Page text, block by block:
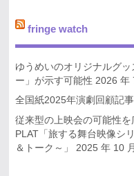
fringe watch
ゆうめいのオリジナルグ
ー」が示す可能性 2026 年
全国紙2025年演劇回顧記
従来型の上映会の可能性
PLAT「旅する舞台映像シ
＆トーク～」
2025 年 10